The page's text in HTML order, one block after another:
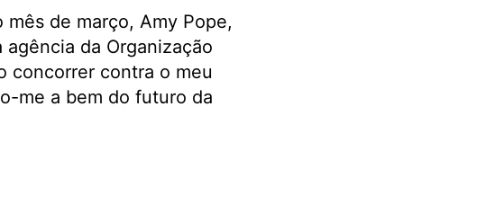
mês de março, Amy Pope,
da Organização
concorrer contra o meu
me a bem do futuro da